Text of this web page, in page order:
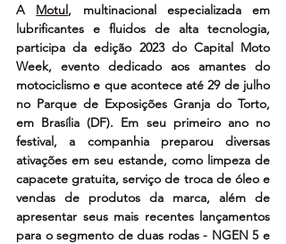
A Motul, multinacional especializada em
lubrificantes e fluidos de alta tecnologia,
participa da edição 2023 do Capital Moto
Week, evento dedicado aos amantes do
motociclismo e que acontece até 29 de julho
no Parque de Exposições Granja do Torto,
em Brasília (DF). Em seu primeiro ano no
festival, a companhia preparou diversas
ativações em seu estande, como limpeza de
capacete gratuita, serviço de troca de óleo e
vendas de produtos da marca, além de
apresentar seus mais recentes lançamentos
para o segmento de duas rodas - NGEN 5 e